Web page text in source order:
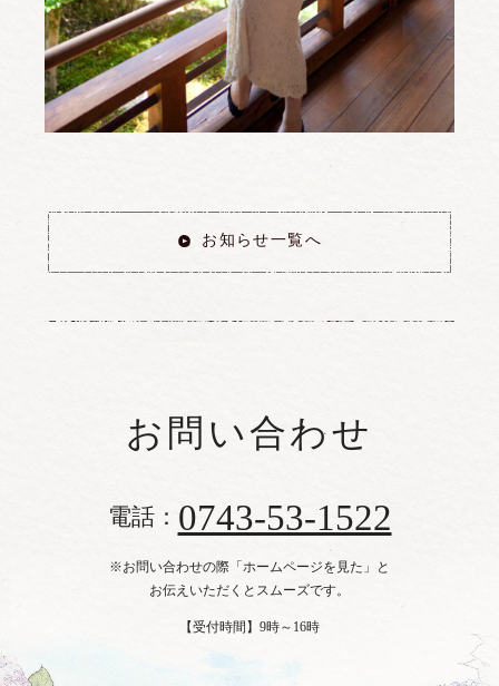
お知らせ一覧へ
お問い合わせ
電話： 0743-53-1522
※お問い合わせの際「ホームページを見た」と
お伝えいただくとスムーズです。
【受付時間】9時～16時